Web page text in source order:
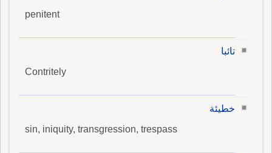
penitent
تائبا
Contritely
خطيئة
sin, iniquity, transgression, trespass